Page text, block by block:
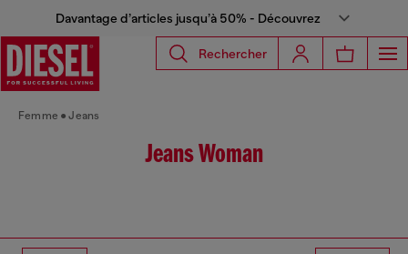
Davantage d’articles jusqu’à 50% - Découvrez
Rechercher
Femme Jeans
Jeans Woman